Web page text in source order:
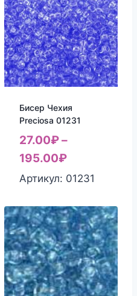
Бисер Чехия
Preciosa 01231
27.00₽–
195.00₽
Артикул: 01231